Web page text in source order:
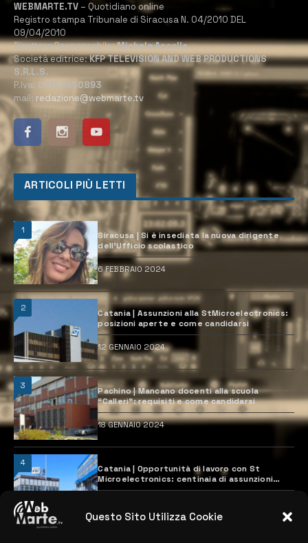
Questo Sito Utilizza Cookie
WEBMARTE.TV – Quotidiano online
Registro stampa Tribunale di Siracusa N. 04/2010 DEL
09/04/2010
Direttore Responsabile:Michele Accolla
Società editrice:KFP TELEVISION AND WEB PRODUCTIONS
S.R.L.S.
P.Iva: 02184950893
mail: redazione@webmarte.tv
ARTICOLI PIÙ LETTI
1
Siracusa | Si è insediata la nuova dirigente
dell’Ufficio scolastico
6 FEBBRAIO 2024
2
Catania | Assunzioni alla StMicroelectronics:
posizioni aperte e come candidarsi
12 GENNAIO 2024
3
Pachino | Mancano docenti alla scuola
“Calleri”: requisiti e come candidarsi
18 GENNAIO 2024
4
Catania | Opportunità di lavoro con St
Microelectronics: centinaia di assunzioni
previste